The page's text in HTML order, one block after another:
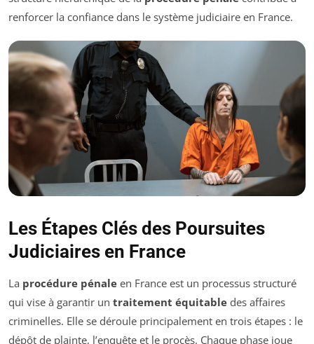
renforcer la confiance dans le système judiciaire en France.
Les Étapes Clés des Poursuites
Judiciaires en France
La procédure pénale en France est un processus structuré
qui vise à garantir un traitement équitable des affaires
criminelles. Elle se déroule principalement en trois étapes : le
dépôt de plainte, l’enquête et le procès. Chaque phase joue